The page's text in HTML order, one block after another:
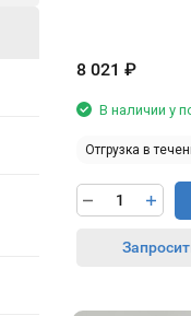
8 021 ₽
В наличии у
Отгрузка в